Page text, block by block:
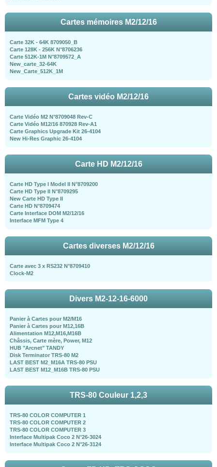
Cartes mémoires M2/12/16
Carte 32K - 64K 8709050_B
Carte 128K - 256K N°8706236
Carte 512K-1M N°8709572_A
New_carte_32-64K
New_Carte_512K_1M
Cartes vidéo M2/12/16
Carte Vidéo M2 N°8709048 Rev-C
Carte Vidéo M12/16 870928 Rev-A1
Carte Graphics Upgrade Kit 26-4104
New Hi-Res Graphic 26-4104
Carte HD M2/12/16
Carte HD Type I Model II N°8709200
Carte HD Type II N°8709295
New Carte HD Type II
Carte HD N°8709474
Carte Interface DOM M2/12/16
Interface MFM Type 4
Cartes diverses M2/12/16
Carte avec 3 x RS232 N°8709410
Clock-M2
Divers M2-12-16-6000
Panier à Cartes pour M2/M16
Panier à Cartes pour M12,16B
Alimentation M12,M16,M16B
Châssis, Carte mère, Power, M12
HUB "Arcnet" TANDY
Disk Terminator TRS-80 M2
LAST BEST M2_M16A TRS-80 PSU
LAST BEST M12_M16B TRS-80 PSU
TRS-80 Couleur 1,2,3
TRS-80 COLOR COMPUTER 1
TRS-80 COLOR COMPUTER 2
TRS-80 COLOR COMPUTER 3
Interface Multipak Coco 2 N°26-3024
Interface Multipak Coco 2 N°26-3124